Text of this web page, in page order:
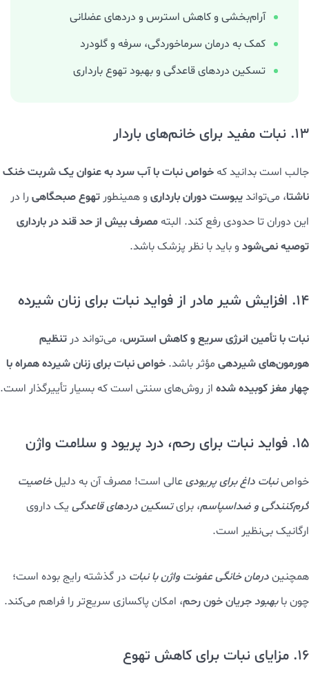
آرام‌بخشی و کاهش استرس و دردهای عضلانی
کمک به درمان سرماخوردگی، سرفه و گلودرد
تسکین دردهای قاعدگی و بهبود تهوع بارداری
13. نبات مفید برای خانم‌های باردار
جالب است بدانید کهخواص نبات با آب سرد به عنوان یک شربت خنک
ناشتا، می‌تواندیبوست دوران بارداری و همینطور تهوع صبحگاهی را در
این دوران تا حدودی رفع کند. البتهمصرف بیش از حد قند در بارداری
توصیه نمی‌شود و باید با نظر پزشک باشد.
14. افزایش شیر مادر از فواید نبات برای زنان شیرده
نبات با تأمین انرژی سریع و کاهش استرس، می‌تواند در تنظیم
هورمون‌های شیردهی مؤثر باشد. خواص نبات برای زنان شیرده همراه با
چهار مغز کوبیده شده از روش‌های سنتی است که بسیار تأییرگذار است.
15. فواید نبات برای رحم، درد پریود و سلامت واژن
خواصنبات داغ برای پریودیعالی است! مصرف آن به دلیلخاصیت
گرم‌کنندگی و ضداسپاسم، برایتسکین دردهای قاعدگی یک داروی
ارگانیک بی‌نظیر است.
همچنیندرمان خانگی عفونت واژن با نبات در گذشته رایج بوده است؛
چون بابهبودجریان خون رحم، امکان پاکسازی سریع‌تر را فراهم می‌کند.
16. مزایای نبات برای کاهش تهوع